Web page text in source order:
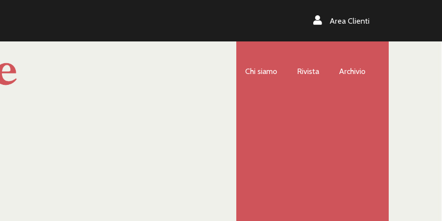
Area Clienti
Chi siamo Rivista Archivio